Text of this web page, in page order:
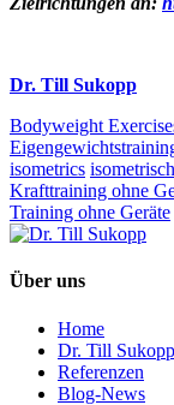
Dr. Till Sukopp
Bodyweight
isometrics
Krafttraining ohne
Training ohne Geräte
Über uns
Home
Dr. Till Sukopp
Referenzen
Blog-News